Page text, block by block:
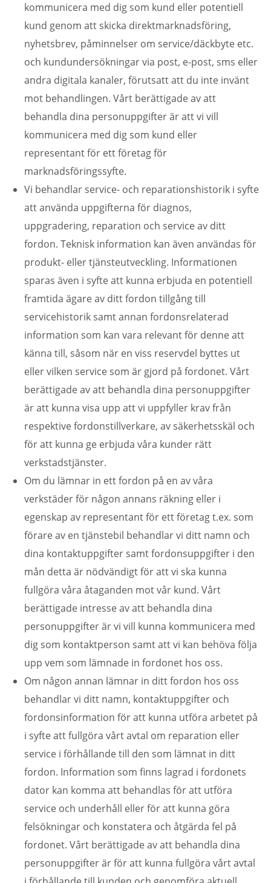
kommunicera med dig som kund eller potentiell
kund genom att skicka direktmarknadsföring,
nyhetsbrev, påminnelser om service/däckbyte etc.
och kundundersökningar via post, e-post, sms eller
andra digitala kanaler, förutsatt att du inte invänt
mot behandlingen. Vårt berättigade av att
behandla dina personuppgifter är att vi vill
kommunicera med dig som kund eller
representant för ett företag för
marknadsföringssyfte.
Vi behandlar service- och reparationshistorik i syfte
att använda uppgifterna för diagnos,
uppgradering, reparation och service av ditt
fordon. Teknisk information kan även användas för
produkt- eller tjänsteutveckling. Informationen
sparas även i syfte att kunna erbjuda en potentiell
framtida ägare av ditt fordon tillgång till
servicehistorik samt annan fordonsrelaterad
information som kan vara relevant för denne att
känna till, såsom när en viss reservdel byttes ut
eller vilken service som är gjord på fordonet. Vårt
berättigade av att behandla dina personuppgifter
är att kunna visa upp att vi uppfyller krav från
respektive fordonstillverkare, av säkerhetsskäl och
för att kunna ge erbjuda våra kunder rätt
verkstadstjänster.
Om du lämnar in ett fordon på en av våra
verkstäder för någon annans räkning eller i
egenskap av representant för ett företag t.ex. som
förare av en tjänstebil behandlar vi ditt namn och
dina kontaktuppgifter samt fordonsuppgifter i den
mån detta är nödvändigt för att vi ska kunna
fullgöra våra åtaganden mot vår kund. Vårt
berättigade intresse av att behandla dina
personuppgifter är vi vill kunna kommunicera med
dig som kontaktperson samt att vi kan behöva följa
upp vem som lämnade in fordonet hos oss.
Om någon annan lämnar in ditt fordon hos oss
behandlar vi ditt namn, kontaktuppgifter och
fordonsinformation för att kunna utföra arbetet på
i syfte att fullgöra vårt avtal om reparation eller
service i förhållande till den som lämnat in ditt
fordon. Information som finns lagrad i fordonets
dator kan komma att behandlas för att utföra
service och underhåll eller för att kunna göra
felsökningar och konstatera och åtgärda fel på
fordonet. Vårt berättigade av att behandla dina
personuppgifter är för att kunna fullgöra vårt avtal